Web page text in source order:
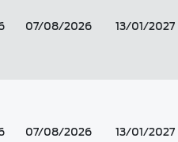
07/08/2026 13/01/2027
07/08/2026 13/01/2027